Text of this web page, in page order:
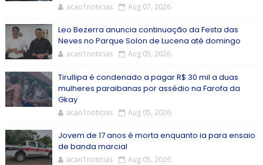
acao1noticias Aug 07, 2026
Leo Bezerra anuncia continuação da Festa das
Neves no Parque Solon de Lucena até domingo
acao1noticias Aug 05, 2026
Tirullipa é condenado a pagar R$ 30 mil a duas
mulheres paraibanas por assédio na Farofa da
Gkay
acao1noticias Aug 05, 2026
Jovem de 17 anos é morta enquanto ia para ensaio
de banda marcial
acao1noticias Aug 05, 2026